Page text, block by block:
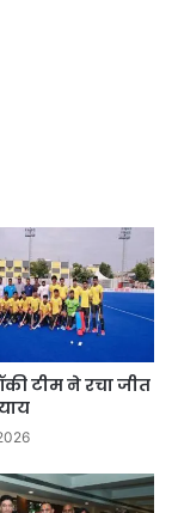
टीम ने रचा जीत